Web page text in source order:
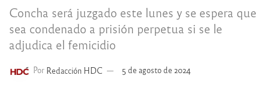
Concha será juzgado este lunes y se espera que
sea condenado a prisión perpetua si se le
adjudica el femicidio
Por Redacción HDC 5 de agosto de 2024